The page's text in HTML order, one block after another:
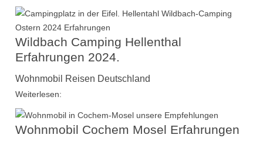
Wildbach Camping Hellenthal
Erfahrungen 2024.
Wohnmobil Reisen Deutschland
Weiterlesen:
Wohnmobil Cochem Mosel Erfahrungen